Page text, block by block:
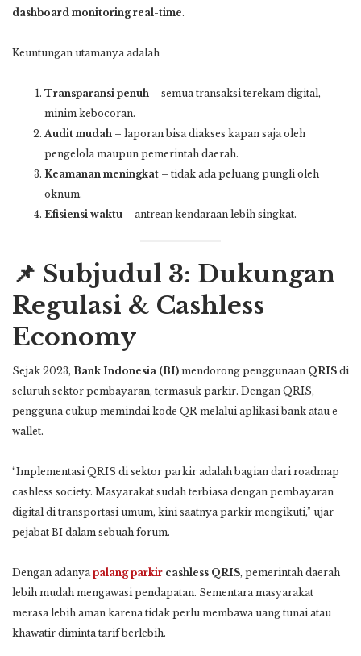
dashboard monitoring real-time.
Keuntungan utamanya adalah
Transparansi penuh – semua transaksi terekam digital,
minim kebocoran.
Audit mudah – laporan bisa diakses kapan saja oleh
pengelola maupun pemerintah daerah.
Keamanan meningkat – tidak ada peluang pungli oleh
oknum.
Efisiensi waktu – antrean kendaraan lebih singkat.
📌 Subjudul 3: Dukungan
Regulasi & Cashless
Economy
Sejak 2023, Bank Indonesia (BI) mendorong penggunaan QRIS di
seluruh sektor pembayaran, termasuk parkir. Dengan QRIS,
pengguna cukup memindai kode QR melalui aplikasi bank atau e-
wallet.
“Implementasi QRIS di sektor parkir adalah bagian dari roadmap
cashless society. Masyarakat sudah terbiasa dengan pembayaran
digital di transportasi umum, kini saatnya parkir mengikuti,” ujar
pejabat BI dalam sebuah forum.
Dengan adanyapalang parkir cashless QRIS, pemerintah daerah
lebih mudah mengawasi pendapatan. Sementara masyarakat
merasa lebih aman karena tidak perlu membawa uang tunai atau
khawatir diminta tarif berlebih.